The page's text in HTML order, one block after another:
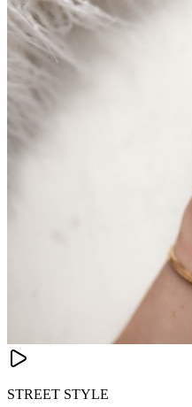
STREET STYLE